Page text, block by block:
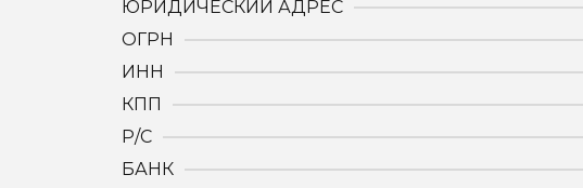
ЮРИДИЧЕСКИЙ АДРЕС
ОГРН
ИНН
КПП
Р/С
БАНК